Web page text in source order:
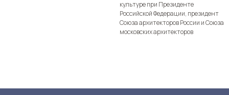
культуре при Президенте
Российской Федерации, президент
Союза архитекторов России и Союза
московских архитекторов